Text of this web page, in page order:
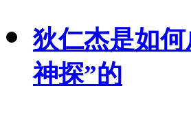
狄仁杰是如
神探”的